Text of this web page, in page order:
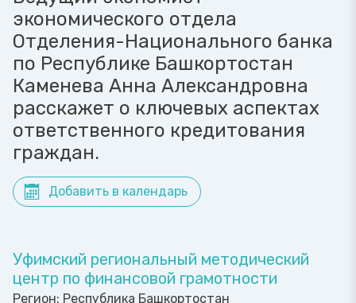
экономического отдела
Отделения-Национального банка
по Республике Башкортостан
Каменева Анна Александровна
расскажет о ключевых аспектах
ответственного кредитования​​
граждан.
Добавить в календарь
Уфимский региональный методический
центр по финансовой грамотности
Регион: Республика Башкортостан